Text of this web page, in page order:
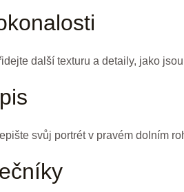
další texturu a detaily, jako
svůj portrét v pravém dolním